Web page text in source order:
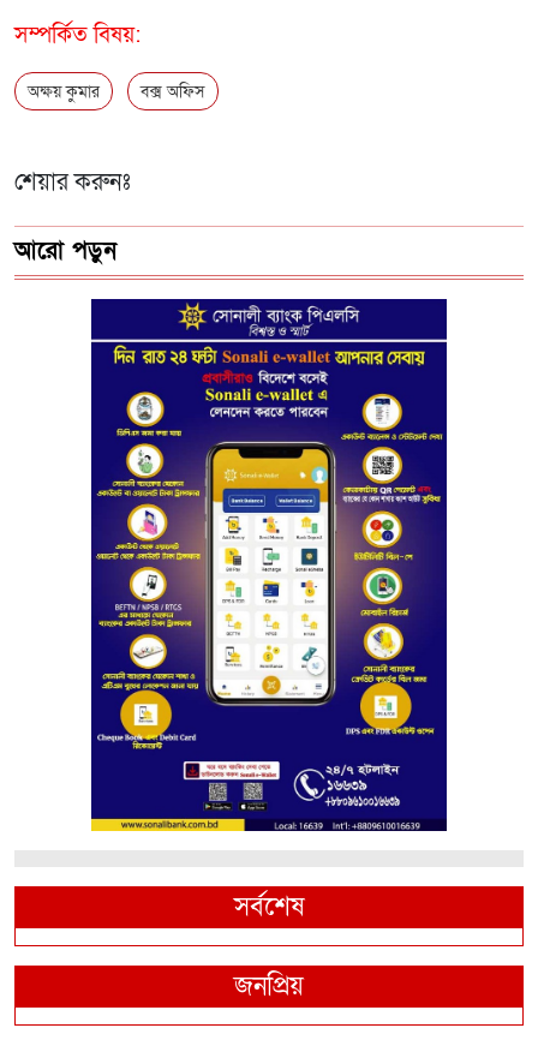
সম্পর্কিত বিষয়:
অক্ষয় কুমার বক্স অফিস
শেয়ার করুনঃ
আরো পড়ুন
সর্বশেষ
জনপ্রিয়